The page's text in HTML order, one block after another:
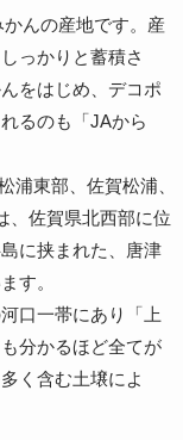
んの産地です。産
っかりと蓄積さ
をはじめ、デコポ
るのも「JAから
浦東部、佐賀松浦、
、佐賀県北西部に位
に挟まれた、唐津
す。
口一帯にあり「上
分かるほど全てが
く含む土壌によ